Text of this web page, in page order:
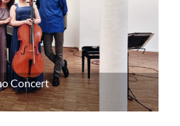
Concert